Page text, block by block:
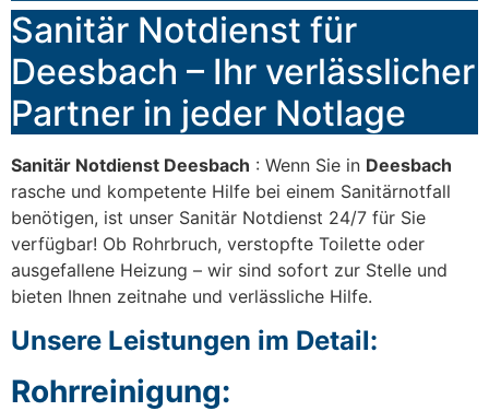
Sanitär Notdienst für
Deesbach – Ihr verlässlicher
Partner in jeder Notlage
Sanitär Notdienst Deesbach : Wenn Sie in Deesbach
rasche und kompetente Hilfe bei einem Sanitärnotfall
benötigen, ist unser Sanitär Notdienst 24/7 für Sie
verfügbar! Ob Rohrbruch, verstopfte Toilette oder
ausgefallene Heizung – wir sind sofort zur Stelle und
bieten Ihnen zeitnahe und verlässliche Hilfe.
Unsere Leistungen im Detail:
Rohrreinigung: